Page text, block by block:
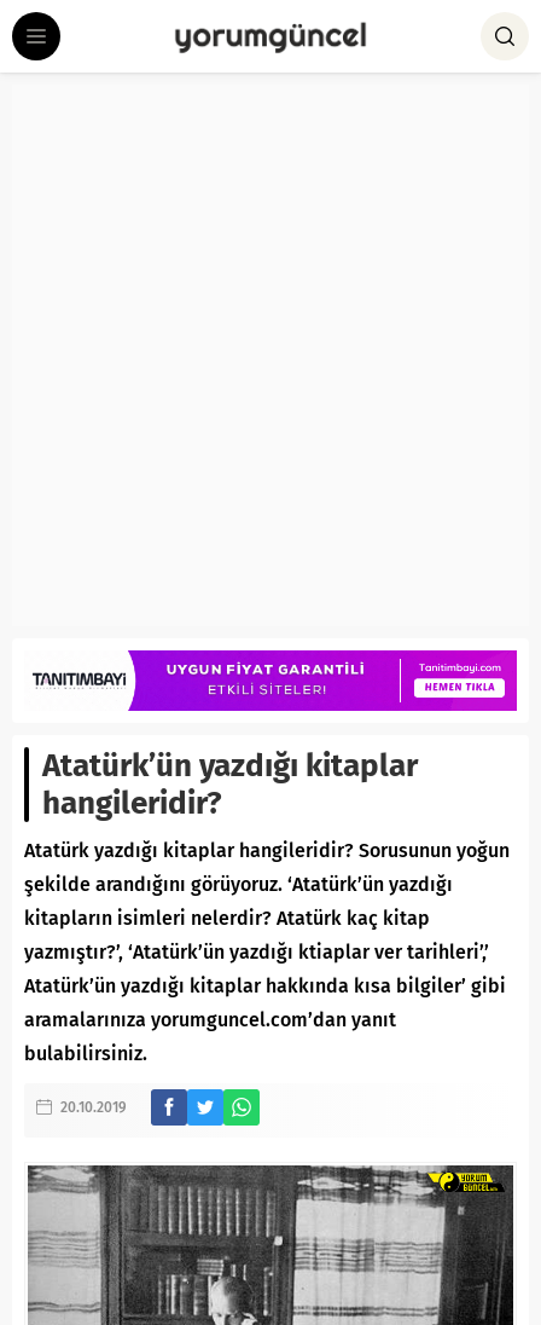
Atatürk’ün yazdığı kitaplar
hangileridir?
Atatürk yazdığı kitaplar hangileridir? Sorusunun yoğun
şekilde arandığını görüyoruz. ‘Atatürk’ün yazdığı
kitapların isimleri nelerdir? Atatürk kaç kitap
yazmıştır?’, ‘Atatürk’ün yazdığı ktiaplar ver tarihleri’,’
Atatürk’ün yazdığı kitaplar hakkında kısa bilgiler’ gibi
aramalarınıza yorumguncel.com’dan yanıt
bulabilirsiniz.
20.10.2019